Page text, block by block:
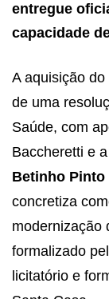
entregue
capacidade
A aquisição
de uma
Saúde, com
Baccheretti e
Betinho Pinto
concretiza
modernização
formalizado
licitatório e